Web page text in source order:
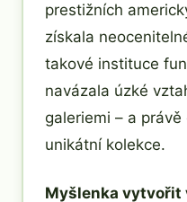
prestižních
získala
takové instituce
navázala úzké
galeriemi – a
unikátní kolekce.
Myšlenka vytvořit